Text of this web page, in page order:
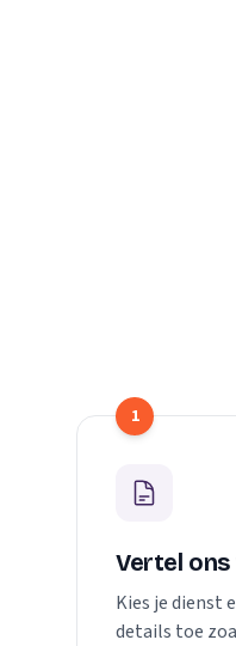
1
Vertel
Kies je dienst
details toe